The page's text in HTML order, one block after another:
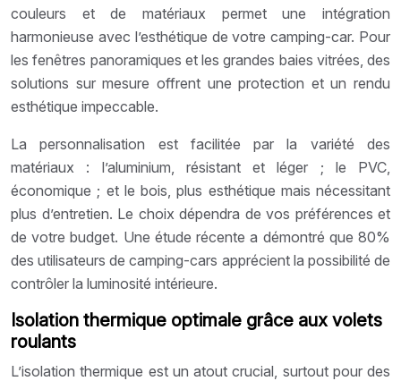
couleurs et de matériaux permet une intégration
harmonieuse avec l’esthétique de votre camping-car. Pour
les fenêtres panoramiques et les grandes baies vitrées, des
solutions sur mesure offrent une protection et un rendu
esthétique impeccable.
La personnalisation est facilitée par la variété des
matériaux : l’aluminium, résistant et léger ; le PVC,
économique ; et le bois, plus esthétique mais nécessitant
plus d’entretien. Le choix dépendra de vos préférences et
de votre budget. Une étude récente a démontré que 80%
des utilisateurs de camping-cars apprécient la possibilité de
contrôler la luminosité intérieure.
Isolation thermique optimale grâce aux volets
roulants
L’isolation thermique est un atout crucial, surtout pour des